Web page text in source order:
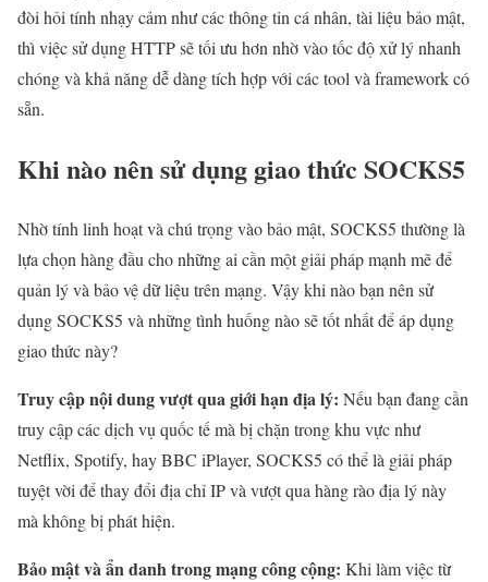
đòi hỏi tính nhạy cảm như các thông tin cá nhân, tài liệu bảo mật,
thì việc sử dụng HTTP sẽ tối ưu hơn nhờ vào tốc độ xử lý nhanh
chóng và khả năng dễ dàng tích hợp với các tool và framework có
sẵn.
Khi nào nên sử dụng giao thức SOCKS5
Nhờ tính linh hoạt và chú trọng vào bảo mật, SOCKS5 thường là
lựa chọn hàng đầu cho những ai cần một giải pháp mạnh mẽ để
quản lý và bảo vệ dữ liệu trên mạng. Vậy khi nào bạn nên sử
dụng SOCKS5 và những tình huống nào sẽ tốt nhất để áp dụng
giao thức này?
Truy cập nội dung vượt qua giới hạn địa lý: Nếu bạn đang cần
truy cập các dịch vụ quốc tế mà bị chặn trong khu vực như
Netflix, Spotify, hay BBC iPlayer, SOCKS5 có thể là giải pháp
tuyệt vời để thay đổi địa chỉ IP và vượt qua hàng rào địa lý này
mà không bị phát hiện.
Bảo mật và ẩn danh trong mạng công cộng: Khi làm việc từ